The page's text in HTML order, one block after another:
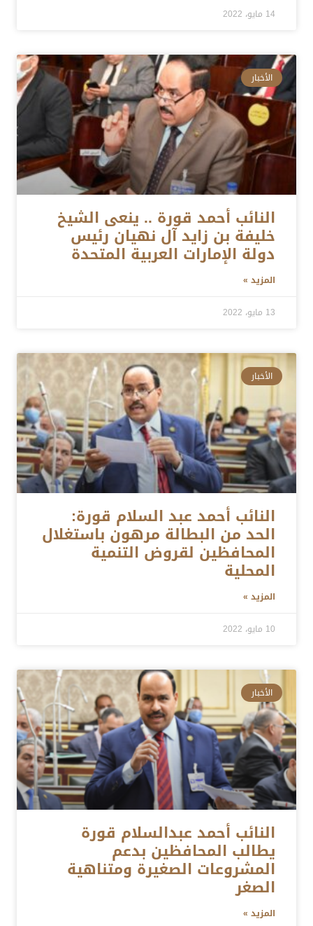
14 مايو، 2022
الأخبار
النائب أحمد قورة .. ينعى الشيخ
خليفة بن زايد آل نهيان رئيس
دولة الإمارات العربية المتحدة
المزيد »
13 مايو، 2022
الأخبار
النائب أحمد عبد السلام قورة:
الحد من البطالة مرهون باستغلال
المحافظين لقروض التنمية
المحلية
المزيد »
10 مايو، 2022
الأخبار
النائب أحمد عبدالسلام قورة
يطالب المحافظين بدعم
المشروعات الصغيرة ومتناهية
الصغر
المزيد »